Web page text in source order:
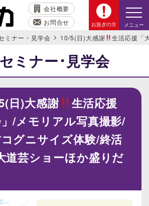
会社概要
お問合せ
お急ぎの方 メニュー
ミナー・見学会 10/5(日)大感謝 生活応援「
ミナー･見学会
日)大感謝
生活応援
」/メモリアル写真撮影/
グニサイズ体験/終活
道芸ショーほか盛りだ